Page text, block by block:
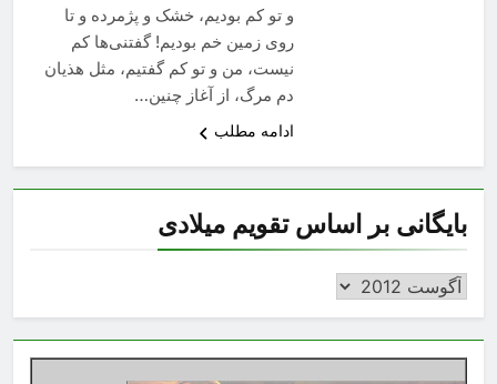
و تو کم بودیم، خشک و پژمرده و تا
روی زمین خم بودیم! گفتنی‌‌ها کم
نیست، من و تو کم گفتیم، مثل هذیان
دم مرگ، از آغاز چنین…
ادامه مطلب
بایگانی بر اساس تقویم میلادی
بایگانی
اساس
تقویم